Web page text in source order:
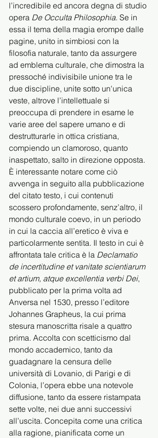
l’incredibile ed ancora degna di studio
opera De Occulta Philosophia. Se in
essa il tema della magia erompe dalle
pagine, unito in simbiosi con la
filosofia naturale, tanto da assurgere
ad emblema culturale, che dimostra la
pressoché indivisibile unione tra le
due discipline, unite sotto un'unica
veste, altrove l’intellettuale si
preoccupa di prendere in esame le
varie aree del sapere umano e di
destrutturarle in ottica cristiana,
compiendo un clamoroso, quanto
inaspettato, salto in direzione opposta.
È interessante notare come ciò
avvenga in seguito alla pubblicazione
del citato testo, i cui contenuti
scossero profondamente, senz’altro, il
mondo culturale coevo, in un periodo
in cui la caccia all’eretico è viva e
particolarmente sentita. Il testo in cui è
affrontata tale critica è la Declamatio
de incertitudine et vanitate scientiarum
et artium, atque excellentia verbi Dei,
pubblicato per la prima volta ad
Anversa nel 1530, presso l’editore
Johannes Grapheus, la cui prima
stesura manoscritta risale a quattro
prima. Accolta con scetticismo dal
mondo accademico, tanto da
guadagnare la censura delle
università di Lovanio, di Parigi e di
Colonia, l’opera ebbe una notevole
diffusione, tanto da essere ristampata
sette volte, nei due anni successivi
all’uscita. Concepita come una critica
alla ragione, pianificata come un